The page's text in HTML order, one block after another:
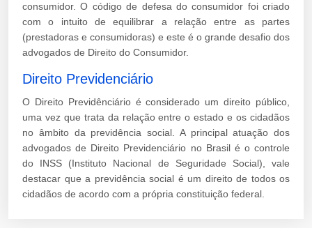
consumidor. O código de defesa do consumidor foi criado
com o intuito de equilibrar a relação entre as partes
(prestadoras e consumidoras) e este é o grande desafio dos
advogados de Direito do Consumidor.
Direito Previdenciário
O Direito Previdênciário é considerado um direito público,
uma vez que trata da relação entre o estado e os cidadãos
no âmbito da previdência social. A principal atuação dos
advogados de Direito Previdenciário no Brasil é o controle
do INSS (Instituto Nacional de Seguridade Social), vale
destacar que a previdência social é um direito de todos os
cidadãos de acordo com a própria constituição federal.